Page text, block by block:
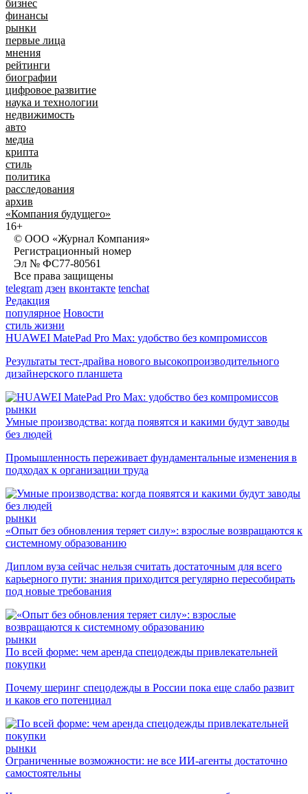
бизнес
финансы
рынки
первые лица
мнения
рейтинги
биографии
цифровое развитие
наука и технологии
недвижимость
авто
медиа
крипта
стиль
политика
расследования
архив
«Компания будущего»
16+
© ООО «Журнал Компания»
Регистрационный номер
Эл № ФС77-80561
Все права защищены
telegram дзен вконтакте tenchat
Редакция
популярное Новости
стиль жизни
HUAWEI MatePad Pro Max: удобство без компромиссов
Результаты тест-драйва нового высокопроизводительного
дизайнерского планшета
рынки
Умные производства: когда появятся и какими будут заводы
без людей
Промышленность переживает фундаментальные изменения в
подходах к организации труда
рынки
«Опыт без обновления теряет силу»: взрослые возвращаются к
системному образованию
Диплом вуза сейчас нельзя считать достаточным для всего
карьерного пути: знания приходится регулярно пересобирать
под новые требования
рынки
По всей форме: чем аренда спецодежды привлекательней
покупки
Почему шеринг спецодежды в России пока еще слабо развит
и каков его потенциал
рынки
Ограниченные возможности: не все ИИ-агенты достаточно
самостоятельны